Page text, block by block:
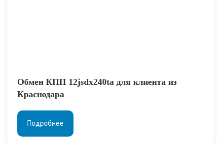
Обмен КПП 12jsdx240ta для клиента из
Краснодара
Подробнее